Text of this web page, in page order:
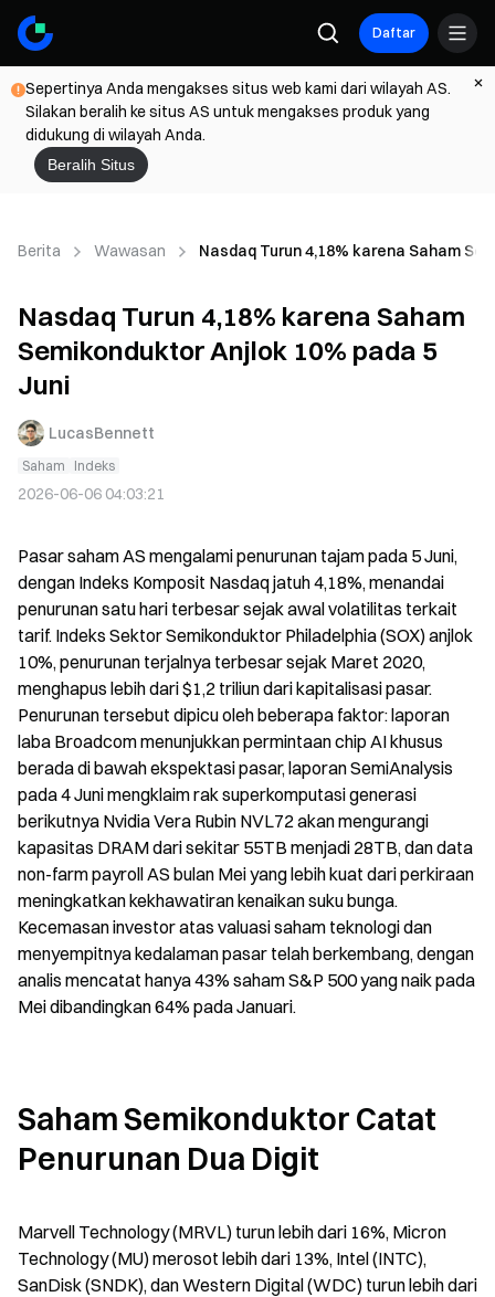
Daftar
Sepertinya Anda mengakses situs web kami dari wilayah AS.
Silakan beralih ke situs AS untuk mengakses produk yang
didukung di wilayah Anda.
Beralih Situs
Berita Wawasan Nasdaq Turun 4,18% karena Saham
Nasdaq Turun 4,18% karena Saham
Semikonduktor Anjlok 10% pada 5
Juni
LucasBennett
Saham Indeks
2026-06-06 04:03:21
Pasar saham AS mengalami penurunan tajam pada 5 Juni,
dengan Indeks Komposit Nasdaq jatuh 4,18%, menandai
penurunan satu hari terbesar sejak awal volatilitas terkait
tarif. Indeks Sektor Semikonduktor Philadelphia (SOX) anjlok
10%, penurunan terjalnya terbesar sejak Maret 2020,
menghapus lebih dari $1,2 triliun dari kapitalisasi pasar.
Penurunan tersebut dipicu oleh beberapa faktor: laporan
laba Broadcom menunjukkan permintaan chip AI khusus
berada di bawah ekspektasi pasar, laporan SemiAnalysis
pada 4 Juni mengklaim rak superkomputasi generasi
berikutnya Nvidia Vera Rubin NVL72 akan mengurangi
kapasitas DRAM dari sekitar 55TB menjadi 28TB, dan data
non-farm payroll AS bulan Mei yang lebih kuat dari perkiraan
meningkatkan kekhawatiran kenaikan suku bunga.
Kecemasan investor atas valuasi saham teknologi dan
menyempitnya kedalaman pasar telah berkembang, dengan
analis mencatat hanya 43% saham S&P 500 yang naik pada
Mei dibandingkan 64% pada Januari.
Saham Semikonduktor Catat
Penurunan Dua Digit
Marvell Technology (MRVL) turun lebih dari 16%, Micron
Technology (MU) merosot lebih dari 13%, Intel (INTC),
SanDisk (SNDK), dan Western Digital (WDC) turun lebih dari